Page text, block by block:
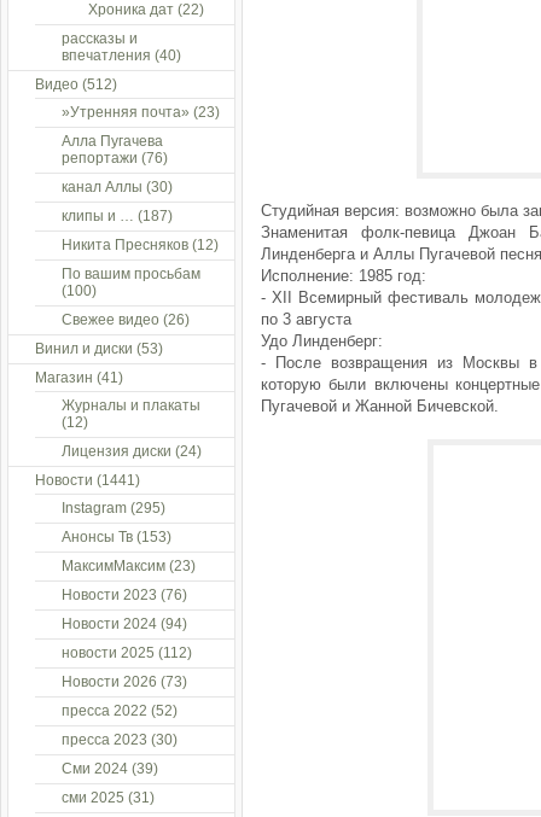
Студийная версия: возможно была
Знаменитая фолк-певица Джоан
Линденберга и Аллы Пугачевой
Исполнение: 1985 год:
- XII Всемирный фестиваль
по 3 августа
Удо Линденберг:
- После возвращения из Москвы
которую были включены
Пугачевой и Жанной Бичевской.
Хроника дат (22)
рассказы и
впечатления (40)
Видео (512)
»Утренняя почта» (23)
Алла Пугачева
репортажи (76)
канал Аллы (30)
клипы и … (187)
Никита Пресняков (12)
По вашим просьбам
(100)
Свежее видео (26)
Винил и диски (53)
Магазин (41)
Журналы и плакаты
(12)
Лицензия диски (24)
Новости (1441)
Instagram (295)
Анонсы Тв (153)
МаксимМаксим (23)
Новости 2023 (76)
Новости 2024 (94)
новости 2025 (112)
Новости 2026 (73)
пресса 2022 (52)
пресса 2023 (30)
Сми 2024 (39)
сми 2025 (31)